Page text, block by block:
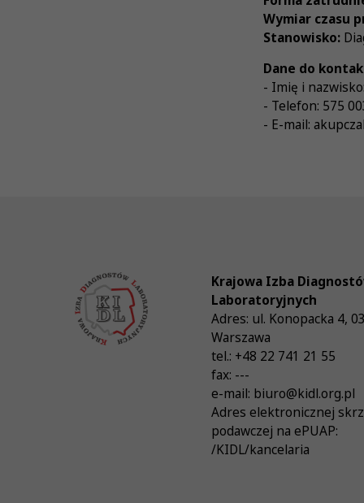
Wymiar czasu
Stanowisko:
Dane do
- Imię i
- Telefon: 575
- E-mail:
Krajowa Izba
Laboratoryjnych
Adres: ul. Konopacka 4,
Warszawa
tel.: +48 22 741 21 55
fax: ---
e-mail: biuro@kidl.org.pl
Adres elektronicznej
podawczej na ePUAP:
/KIDL/kancelaria